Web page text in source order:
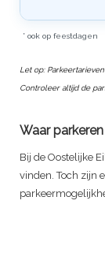
* ook op feestdagen
Let op:
Controleer altijd de
Waar
Bij de Oostelijke
vinden. Toch zijn